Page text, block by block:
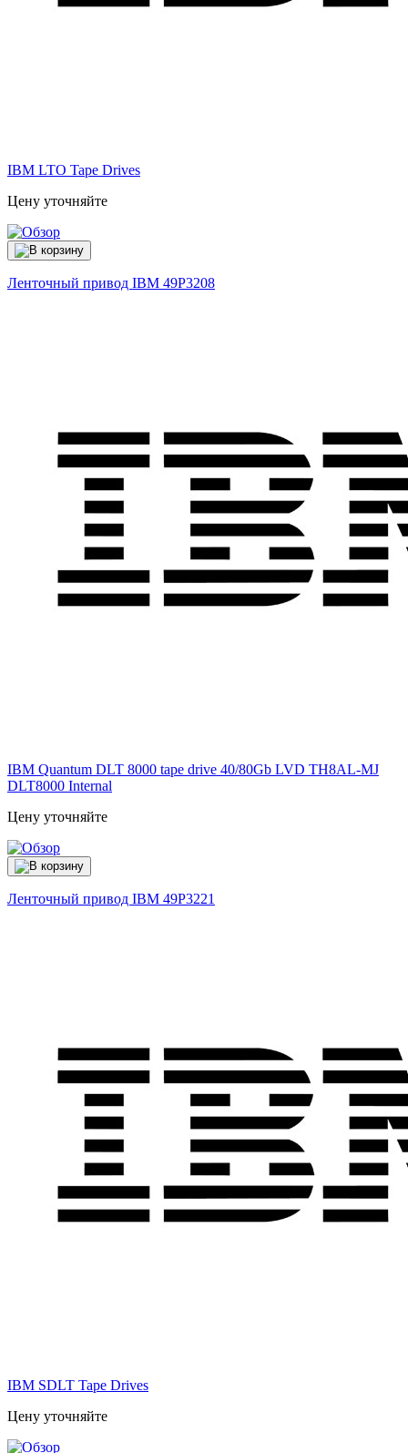
IBM LTO Tape Drives
Цену уточняйте
Ленточный привод IBM 49P3208
IBM Quantum DLT 8000 tape drive 40/80Gb LVD TH8AL-MJ
DLT8000 Internal
Цену уточняйте
Ленточный привод IBM 49P3221
IBM SDLT Tape Drives
Цену уточняйте